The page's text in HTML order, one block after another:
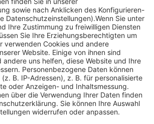
Ursache hat die Ausbildung eines
(3)
(3)